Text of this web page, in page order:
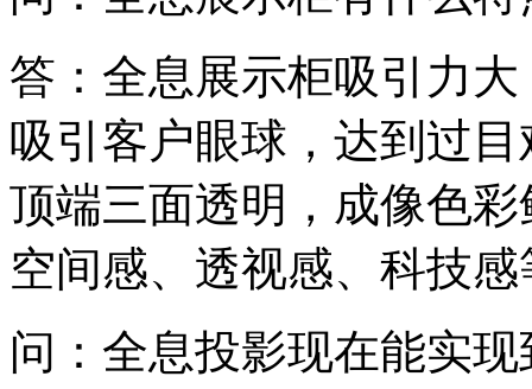
答：全息展示柜吸引力
吸引客户眼球，达到过
顶端三面透明，成像色
空间感、透视感、科技
问：全息投影现在能实